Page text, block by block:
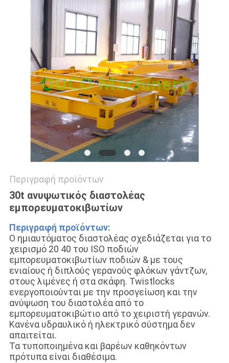
SITEMAP
ΠΟΛΙΤΙΚΉ
ΑΠΟΡΡΉΤΟΥ
Περιγραφή προϊόντων
30t ανυψωτικός διαστολέας
εμπορευματοκιβωτίων
Περιγραφή προϊόντων:
Ο ημιαυτόματος διαστολέας σχεδιάζεται για το
χειρισμό 20 40 του ISO ποδιών
εμπορευματοκιβωτίων ποδιών & με τους
ενιαίους ή διπλούς γερανούς φλόκων γάντζων,
στους λιμένες ή στα σκάφη. Twistlocks
ενεργοποιούνται με την προσγείωση και την
ανύψωση του διαστολέα από το
εμπορευματοκιβώτιο από το χειριστή γερανών.
Κανένα υδραυλικό ή ηλεκτρικό σύστημα δεν
απαιτείται.
Τα τυποποιημένα και βαρέων καθηκόντων
πρότυπα είναι διαθέσιμα.